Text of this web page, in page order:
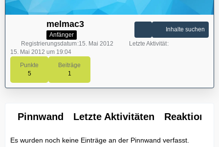
melmac3
Anfänger
Punkte
5
Beiträge
1
Inhalte suchen
Registrierungsdatum 15. Mai 2012
Letzte Aktivität
15. Mai 2012 um 19:04
Pinnwand Letzte Aktivitäten Reaktionen
Es wurden noch keine Einträge an der Pinnwand verfasst.